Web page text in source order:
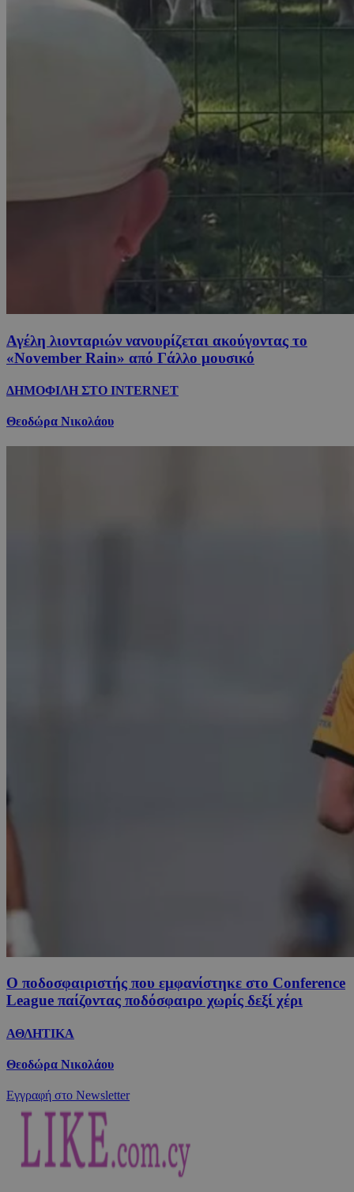
Αγέλη λιονταριών νανουρίζεται ακούγοντας το
«November Rain» από Γάλλο μουσικό
ΔΗΜΟΦΙΛΗ ΣΤΟ INTERNET
Θεοδώρα Νικολάου
Ο ποδοσφαιριστής που εμφανίστηκε στο Conference
League παίζοντας ποδόσφαιρο χωρίς δεξί χέρι
ΑΘΛΗΤΙΚΑ
Θεοδώρα Νικολάου
Εγγραφή στο Newsletter